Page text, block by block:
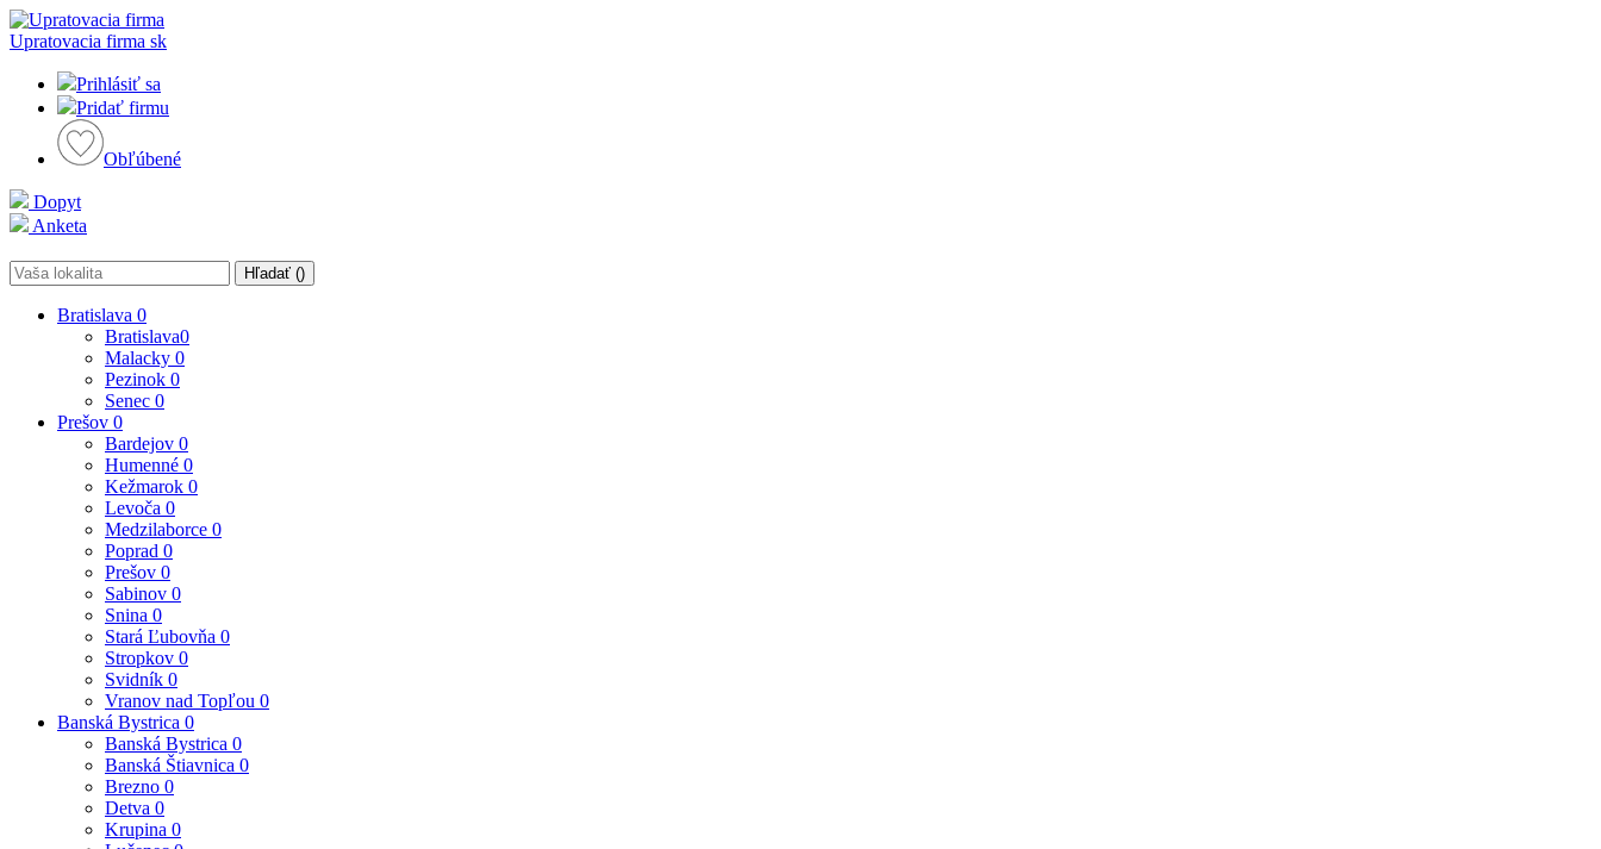
Upratovacia firma sk
Prihlásiť sa
Pridať firmu
Obľúbené
Dopyt
Anketa
Hľadať ()
Bratislava 0
Bratislava0
Malacky 0
Pezinok 0
Senec 0
Prešov 0
Bardejov 0
Humenné 0
Kežmarok 0
Levoča 0
Medzilaborce 0
Poprad 0
Prešov 0
Sabinov 0
Snina 0
Stará Ľubovňa 0
Stropkov 0
Svidník 0
Vranov nad Topľou 0
Banská Bystrica 0
Banská Bystrica 0
Banská Štiavnica 0
Brezno 0
Detva 0
Krupina 0